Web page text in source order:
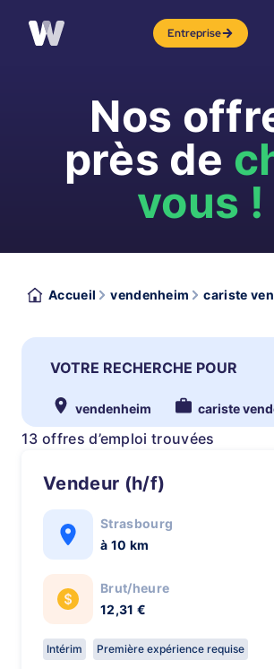
Entreprise
Nos
près de
vous !
Accueil vendenheim cariste
VOTRE RECHERCHE POUR
vendenheim cariste
13 offres d’emploi trouvées
Vendeur (h/f)
Strasbourg
à 10 km
Brut/heure
12,31 €
Intérim Première expérience requise